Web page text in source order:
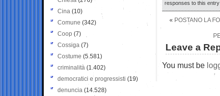
responses to this
« POSTANO LA
Leave a
You must be
Cina (10)
Comune (342)
Coop (7)
Cossiga (7)
Costume (5.581)
criminalità (1.402)
democratici e progressisti (19)
denuncia (14.528)